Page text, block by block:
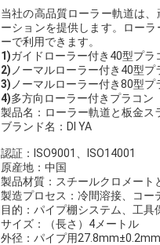
当社の高品質ローラー軌道は
ーションを提供します。ロー
ーで利用できます。
1)ガイドローラー付き40型プラ
2) ノーマルローラー付き40型プ
3) ノーマルローラー付き80型プ
4)多方向ローラー付きプラコン
製品名：ローラー軌道と板金ス
ブランド名：DI YA
認証：ISO9001、ISO14001
原産地：中国
製品材質：スチールクロメート
製造プロセス：冷間溶接、コー
目的：パイプ棚システム、工具
サイズ：（長さ）4メートル
外径：パイプ用27.8mm±0.2mm